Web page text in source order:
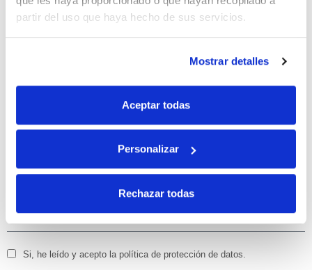
partir del uso que haya hecho de sus servicios.
Mostrar detalles
Aceptar todas
Personalizar
Rechazar todas
10% de descuento
con tu primera compra.
un 10% de descuento en tu primera compra.
Si, he leído y acepto la política de protección de datos.